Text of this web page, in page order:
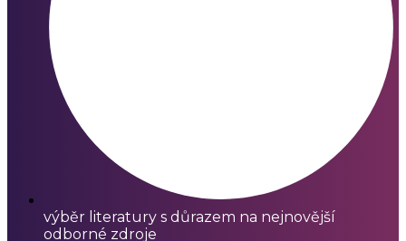
výběr literatury s důrazem na nejnovější
odborné zdroje